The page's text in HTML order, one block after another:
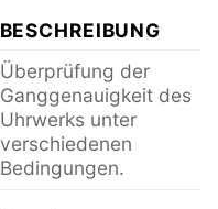
BESCHREIBUNG
Überprüfung der
Ganggenauigkeit des
Uhrwerks unter
verschiedenen
Bedingungen.